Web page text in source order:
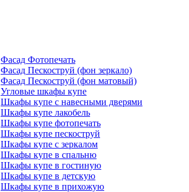
Фасад Фотопечать
Фасад Пескоструй (фон зеркало)
Фасад Пескоструй (фон матовый)
Угловые шкафы купе
Шкафы купе с навесными дверями
Шкафы купе лакобель
Шкафы купе фотопечать
Шкафы купе пескоструй
Шкафы купе с зеркалом
Шкафы купе в спальню
Шкафы купе в гостиную
Шкафы купе в детскую
Шкафы купе в прихожую